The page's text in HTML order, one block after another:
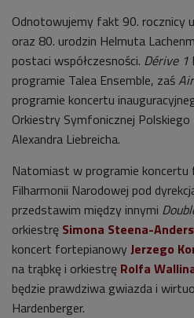
Odnotowujemy fakt 90. rocznicy
oraz 80. urodzin Helmuta
postaci współczesności. Dérive 1
programie Talea Ensemble, zaśAir
programie koncertu
Orkiestry Symfonicznej Polskiego
Alexandra Liebreicha.
Natomiast w programie koncertu
Filharmonii Narodowej pod
przedstawim między innymi
orkiestrę Simona Steena-
koncert fortepianowy Jerzego
na trąbkę i orkiestrę Rolfa
będzie prawdziwa gwiazda i
Hardenberger.